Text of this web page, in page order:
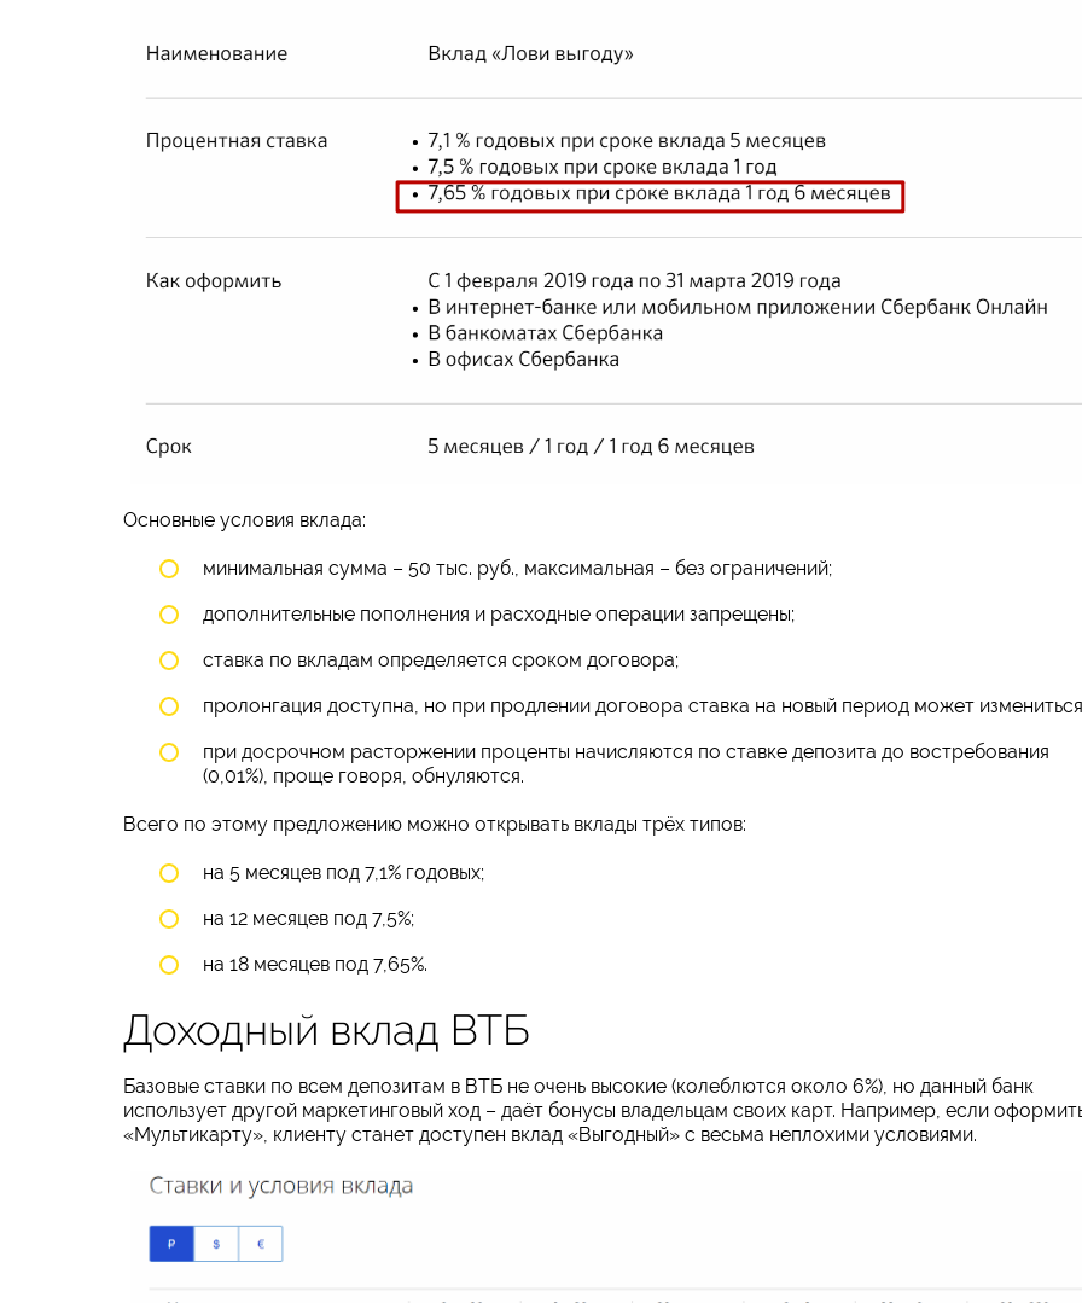
Основные условия вклада:
минимальная сумма – 50 тыс. руб., максимальная – без ограничений;
дополнительные пополнения и расходные операции запрещены;
ставка по вкладам определяется сроком договора;
пролонгация доступна, но при продлении договора ставка на новый период может
при досрочном расторжении проценты начисляются по ставке депозита до востребования
(0,01%), проще говоря, обнуляются.
Всего по этому предложению можно открывать вклады трёх типов:
на 5 месяцев под 7,1% годовых;
на 12 месяцев под 7,5%;
на 18 месяцев под 7,65%.
Доходный вклад ВТБ
Базовые ставки по всем депозитам в ВТБ не очень высокие (колеблются около 6%), но данный банк
использует другой маркетинговый ход – даёт бонусы владельцам своих карт. Например, если
«Мультикарту», клиенту станет доступен вклад «Выгодный» с весьма неплохими условиями.